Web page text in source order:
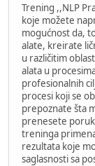
Trening ,,NLP
koje možete
mogućnost da,
alate, kreirate
u različitim
alata u
profesionalnih
procesi koji se
prepoznate šta
prenesete
treninga
rezultata koje
saglasnosti sa